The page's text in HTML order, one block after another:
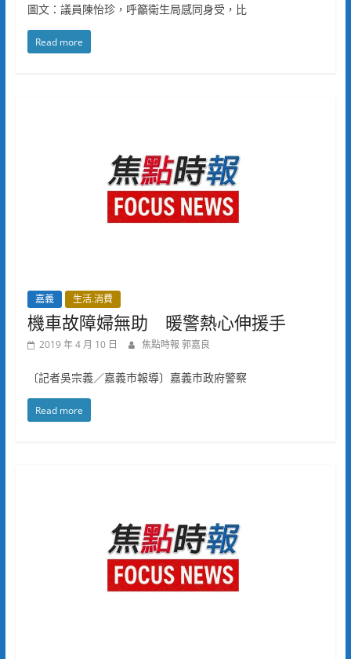
圖文：議員陳怡珍，呼籲衛生局感同身受，比
Read more
嘉義 生活.消費
機車故障婦無助 暖警熱心伸援手
2019 年 4 月 10 日 焦點時報 郭嘉良
〔記者吳宗義／嘉義市報導〕嘉義市政府警察
Read more